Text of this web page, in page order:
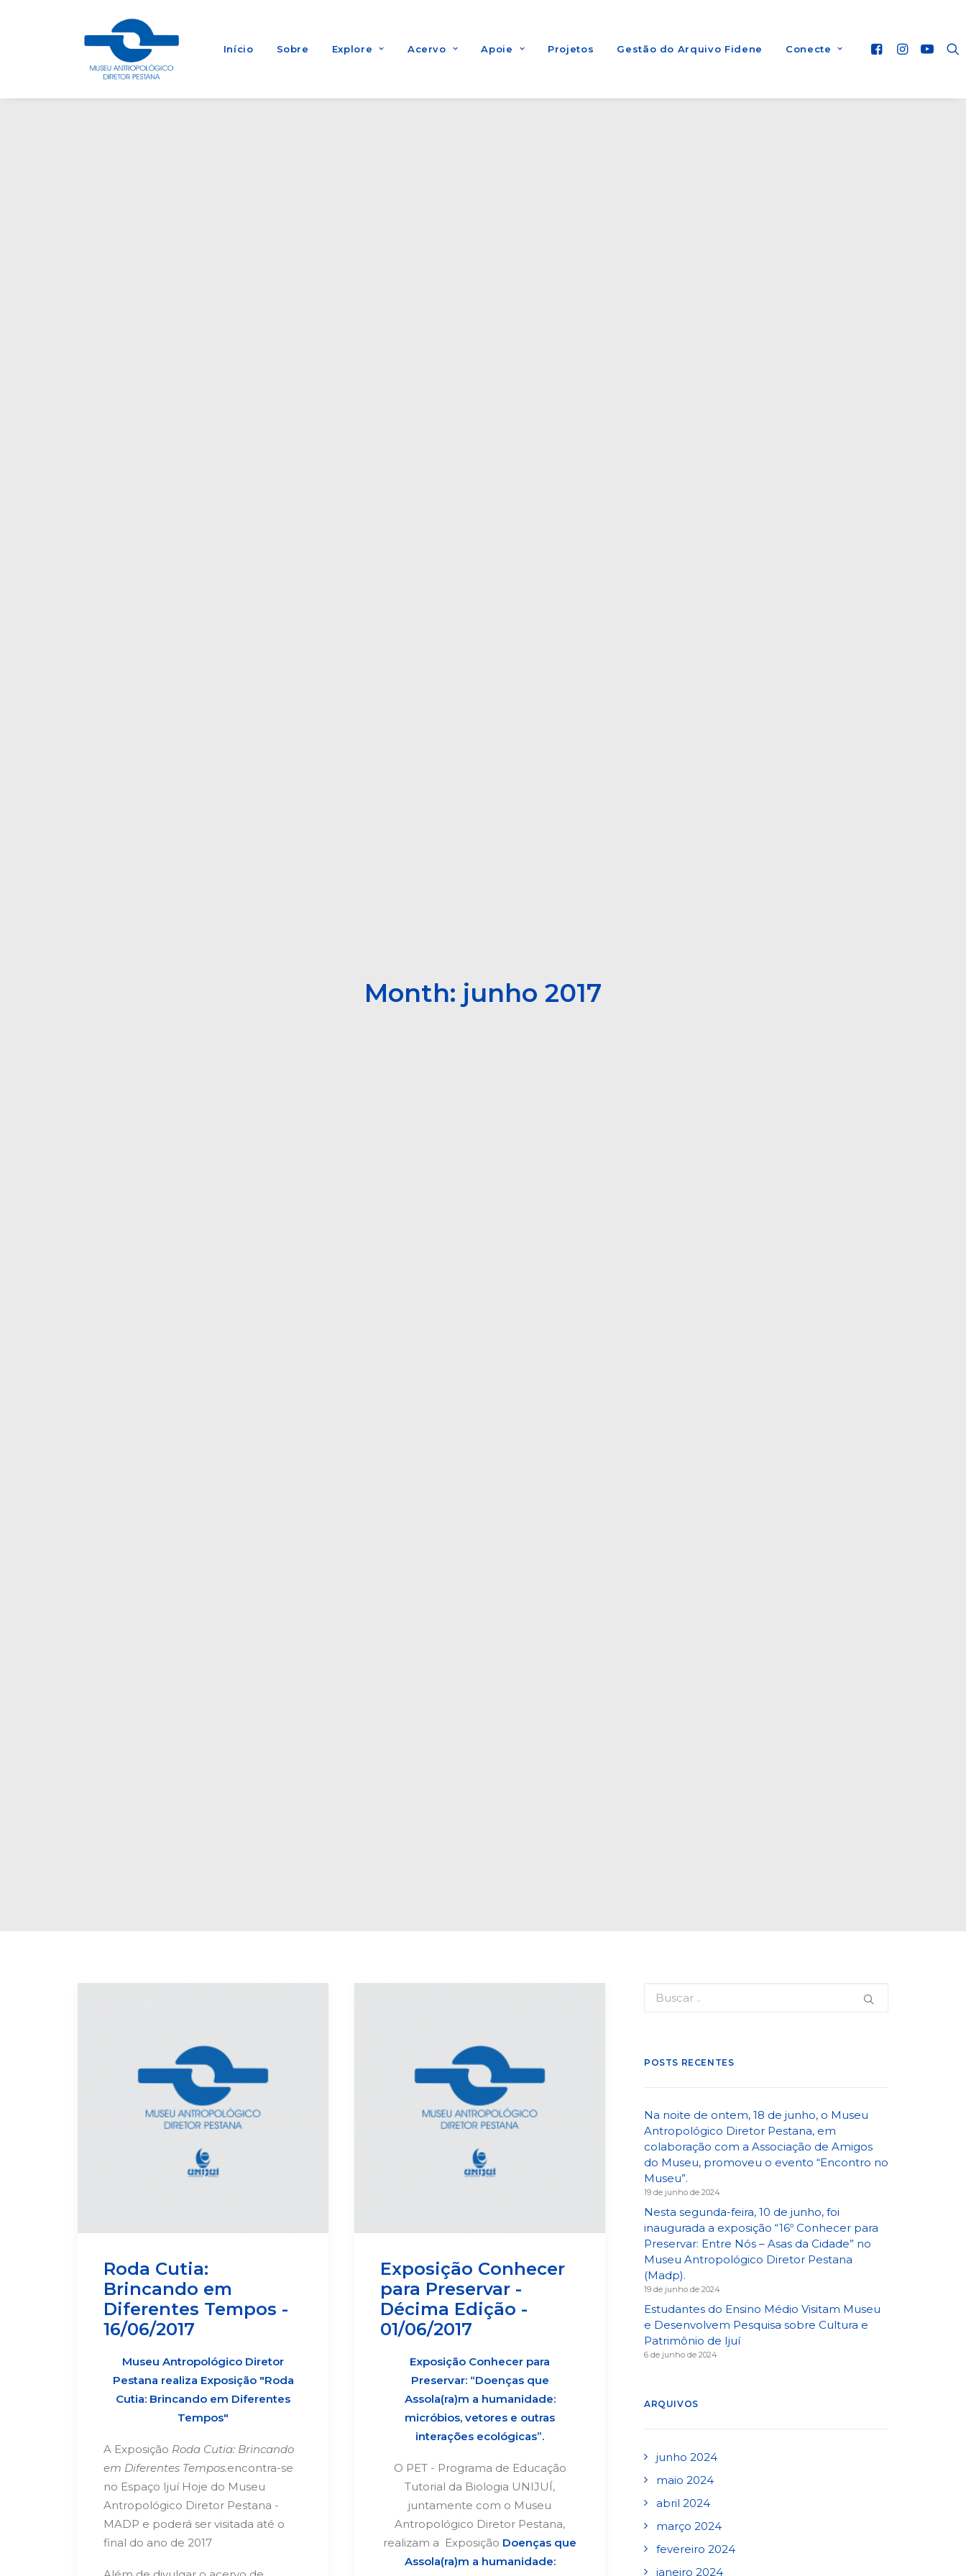
Início Sobre Explore Acervo Apoie Projetos Gestão do Arquivo Fidene Conecte
Month: junho 2017
Roda Cutia:
Brincando em
Diferentes Tempos -
16/06/2017
Museu Antropológico Diretor
Pestana realiza Exposição "Roda
Cutia: Brincando em Diferentes
Tempos"
A Exposição Roda Cutia: Brincando
em Diferentes Tempos.encontra-se
no Espaço Ijuí Hoje do Museu
Antropológico Diretor Pestana -
MADP e poderá ser visitada até o
final do ano de 2017
Exposição Conhecer
para Preservar -
Décima Edição -
01/06/2017
Exposição Conhecer para
Preservar: “Doenças que
Assola(ra)m a humanidade:
micróbios, vetores e outras
interações ecológicas”.
O PET - Programa de Educação
Tutorial da Biologia UNIJUÍ,
juntamente com o Museu
Antropológico Diretor Pestana,
realizam a Exposição Doenças que
Assola(ra)m a humanidade:
POSTS RECENTES
Na noite de ontem, 18 de junho, o Museu
Antropológico Diretor Pestana, em
colaboração com a Associação de Amigos
do Museu, promoveu o evento “Encontro no
Museu”.
19 de junho de 2024
Nesta segunda-feira, 10 de junho, foi
inaugurada a exposição “16º Conhecer para
Preservar: Entre Nós – Asas da Cidade” no
Museu Antropológico Diretor Pestana
(Madp).
19 de junho de 2024
Estudantes do Ensino Médio Visitam Museu
e Desenvolvem Pesquisa sobre Cultura e
Patrimônio de Ijuí
6 de junho de 2024
ARQUIVOS
junho 2024
maio 2024
abril 2024
março 2024
fevereiro 2024
janeiro 2024